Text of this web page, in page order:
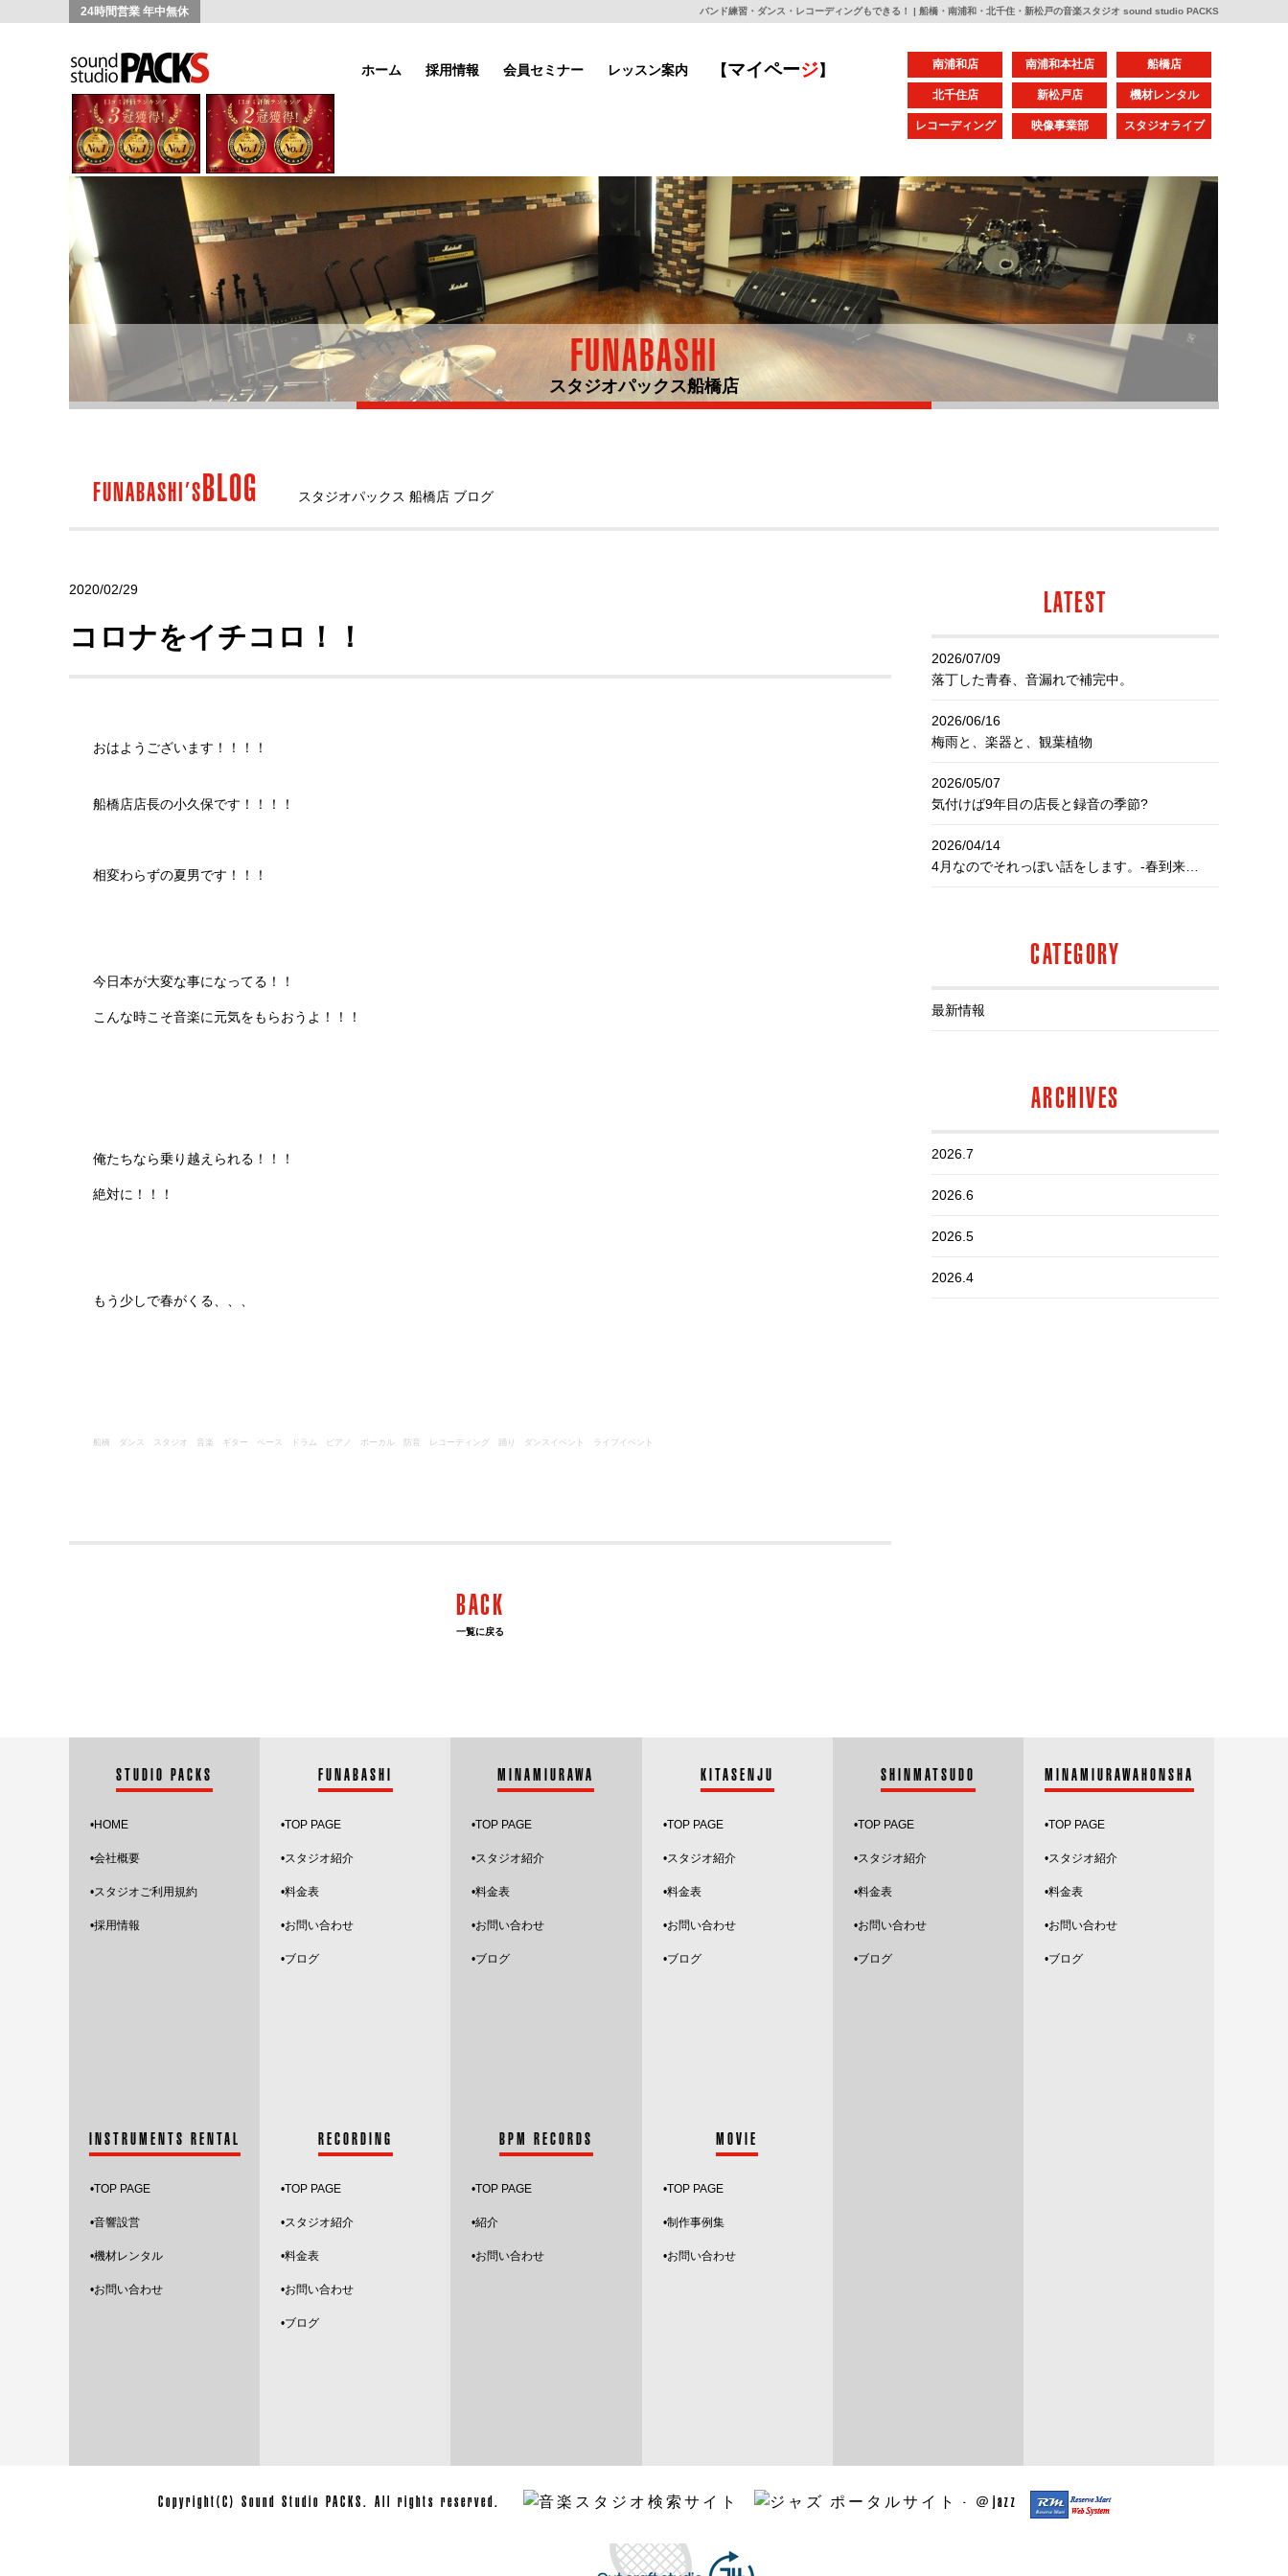
バンド練習・ダンス・レコーディングもできる！ | 船橋・南浦和・北千住・新松戸の音楽スタジオ sound studio PACKS
24時間営業 年中無休
ホーム 採用情報 会員セミナー レッスン案内 【マイページ】 南浦和店 南浦和本社店 船橋店
北千住店 新松戸店 機材レンタル
レコーディング 映像事業部 スタジオライブ
FUNABASHI
スタジオパックス船橋店
FUNABASHI’SBLOG スタジオパックス 船橋店 ブログ
2020/02/29
コロナをイチコロ！！
おはようございます！！！！
船橋店店長の小久保です！！！！
相変わらずの夏男です！！！
今日本が大変な事になってる！！
こんな時こそ音楽に元気をもらおうよ！！！
俺たちなら乗り越えられる！！！
絶対に！！！
もう少しで春がくる、、、
船橋 ダンス スタジオ 音楽 ギター ベース ドラム ピアノ ボーカル 防音 レコーディング 踊り ダンスイベント ライブイベント
BACK
一覧に戻る
LATEST
2026/07/09
落丁した青春、音漏れで補完中。
2026/06/16
梅雨と、楽器と、観葉植物
2026/05/07
気付けば9年目の店長と録音の季節?
2026/04/14
CATEGORY
最新情報
ARCHIVES
2026.7
2026.6
2026.5
2026.4
2025.4
2023.10
STUDIO PACKS
•HOME
•会社概要
•スタジオご利用規約
•採用情報
FUNABASHI
•TOP PAGE
•スタジオ紹介
•料金表
•お問い合わせ
•ブログ
MINAMIURAWA
•TOP PAGE
•スタジオ紹介
•料金表
•お問い合わせ
•ブログ
KITASENJU
•TOP PAGE
•スタジオ紹介
•料金表
•お問い合わせ
•ブログ
SHINMATSUDO
•TOP PAGE
•スタジオ紹介
•料金表
•お問い合わせ
•ブログ
MINAMIURAWAHONSHA
•TOP PAGE
•スタジオ紹介
•料金表
•お問い合わせ
•ブログ
INSTRUMENTS RENTAL
•TOP PAGE
•音響設営
•機材レンタル
•お問い合わせ
RECORDING
•TOP PAGE
•スタジオ紹介
•料金表
•お問い合わせ
•ブログ
BPM RECORDS
•TOP PAGE
•紹介
•お問い合わせ
MOVIE
•TOP PAGE
•制作事例集
•お問い合わせ
Copyright(C) Sound Studio PACKS. All rights reserved.